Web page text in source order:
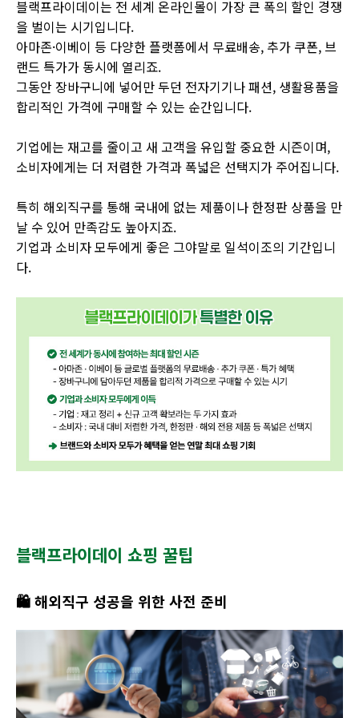
블랙프라이데이는 전 세계 온라인몰이 가장 큰 폭의 할인 경쟁
을 벌이는 시기입니다.
아마존·이베이 등 다양한 플랫폼에서 무료배송, 추가 쿠폰, 브
랜드 특가가 동시에 열리죠.
그동안 장바구니에 넣어만 두던 전자기기나 패션, 생활용품을
합리적인 가격에 구매할 수 있는 순간입니다.
기업에는 재고를 줄이고 새 고객을 유입할 중요한 시즌이며,
소비자에게는 더 저렴한 가격과 폭넓은 선택지가 주어집니다.
특히 해외직구를 통해 국내에 없는 제품이나 한정판 상품을 만
날 수 있어 만족감도 높아지죠.
기업과 소비자 모두에게 좋은 그야말로 일석이조의 기간입니
다.
블랙프라이데이 쇼핑 꿀팁
🛍️ 해외직구 성공을 위한 사전 준비